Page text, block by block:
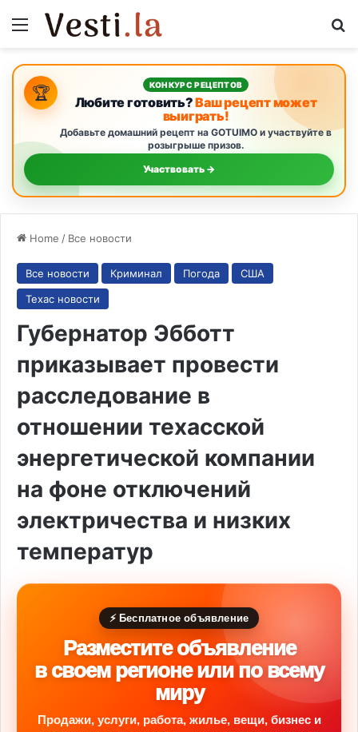
Menu
🏆 КОНКУРС РЕЦЕПТОВ
Любите готовить?Ваш рецепт может
выиграть!
Добавьте домашний рецепт на GOTUIMO и участвуйте в
розыгрыше призов.
Участвовать →
Home / Все новости
Все новости Криминал Погода
США
Техас новости
Губернатор Эбботт
приказывает провести
расследование в
отношении техасской
энергетической компании
на фоне отключений
электричества и низких
температур
⚡ Бесплатное объявление
Разместите объявление
в своем регионе или по всему
миру
Продажи, услуги, работа, жилье, вещи, бизнес и